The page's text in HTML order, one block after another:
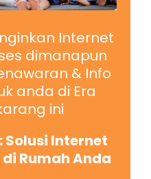
Internet
dimanapun
& Info
anda di Era
ini
Solusi Internet
Rumah Anda